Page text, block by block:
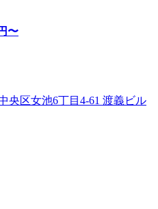
〜
央区女池6丁目4-61 渡義ビル